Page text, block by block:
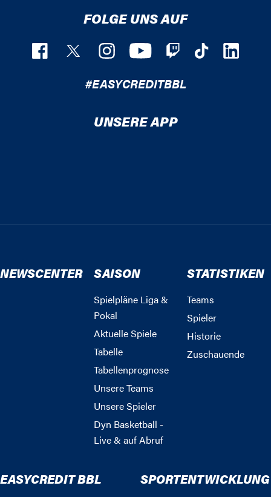
FOLGE UNS AUF
#EASYCREDITBBL
UNSERE APP
NEWSCENTER SAISON
Spielpläne Liga &
Pokal
Aktuelle Spiele
Tabelle
Tabellenprognose
Unsere Teams
Unsere Spieler
Dyn Basketball -
Live & auf Abruf
STATISTIKEN
Teams
Spieler
Historie
Zuschauende
EASYCREDIT BBL SPORTENTWICKLUNG